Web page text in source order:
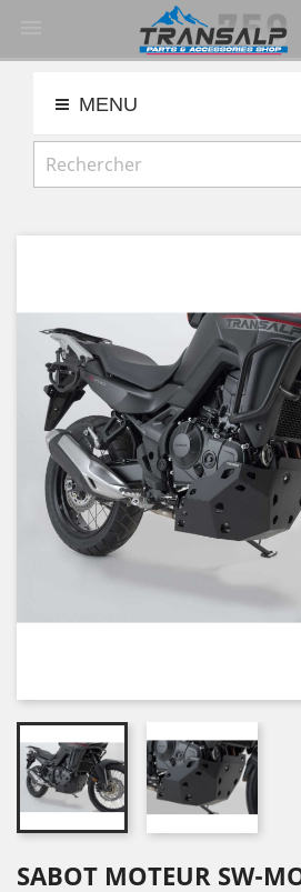
MENU
SABOT MOTEUR SW-